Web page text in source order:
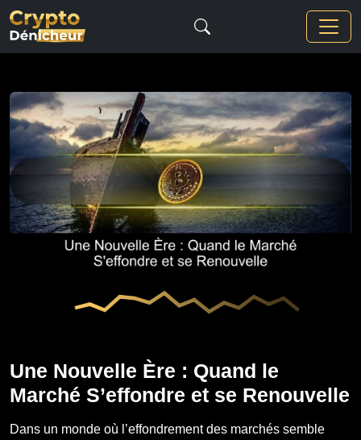
Une Nouvelle Ère : Quand le
Marché S’effondre et se Renouvelle
Dans un monde où l’effondrement des marchés semble